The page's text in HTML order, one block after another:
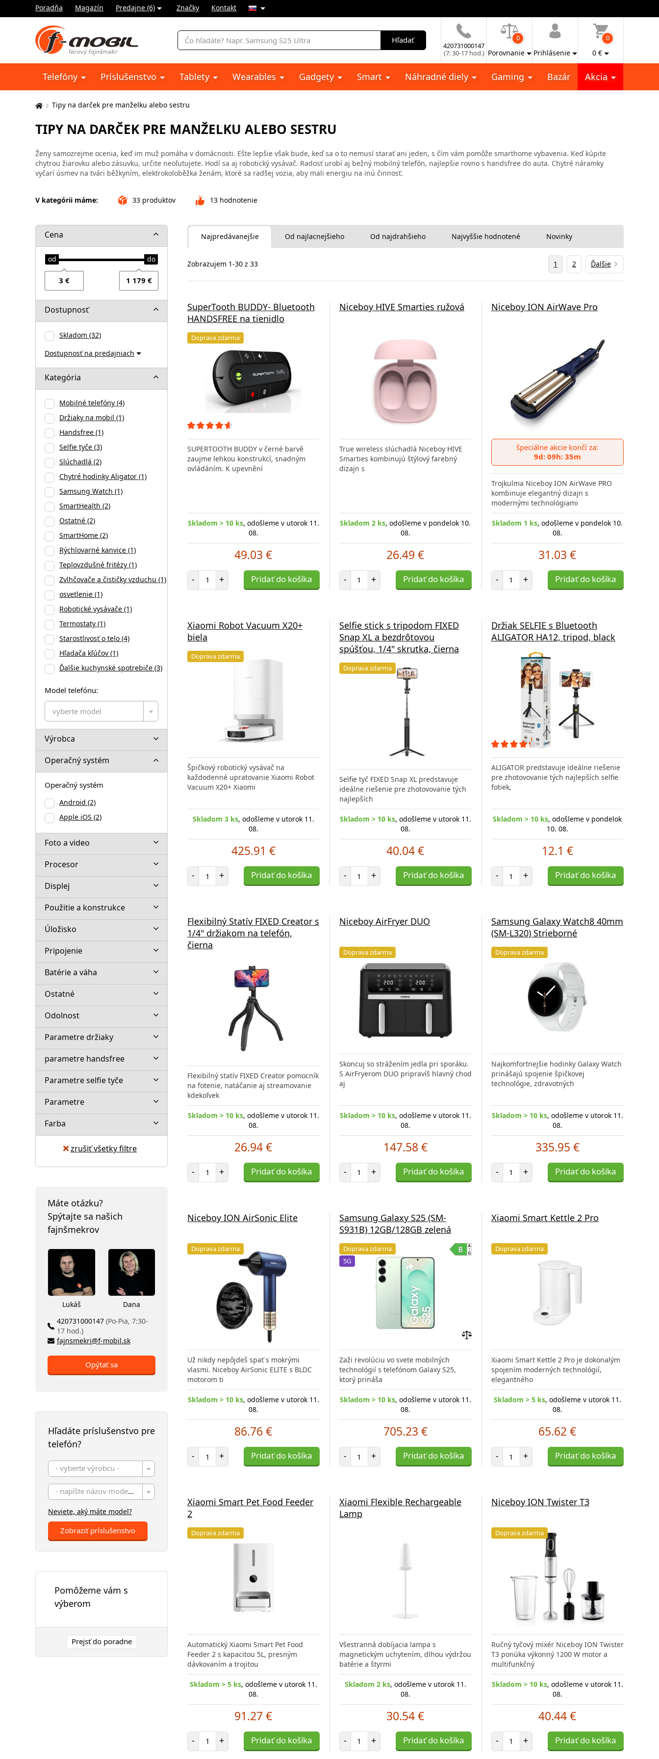
Poradňa Magazín Predajne (6) Značky Kontakt
Vyhľadávanie
Hľadať
420731000147
(7: 30-17 hod.)
0
Porovnanie Prihlásenie
0
0 €
Telefóny Príslušenstvo Tablety Wearables Gadgety Smart Náhradné diely Gaming Bazár Akcia
Tu
nachádzate:
Tipy na darček pre manželku alebo sestru
TIPY NA DARČEK PRE MANŽELKU ALEBO SESTRU
Ženy samozrejme ocenia, keď im muž pomáha v domácnosti. Ešte lepšie však bude, keď sa o to nemusí starať ani jeden, s čím vám pomôže smarthome vybavenia. Keď kúpite
chytrou žiarovku alebo zásuvku, určite neoľutujete. Hodí sa aj robotický vysávač. Radosť urobí aj bežný mobilný telefón, najlepšie rovno s handsfree do auta. Chytré náramky
vyčarí úsmev na tvári běžkyním, elektrokoloběžka ženám, ktoré sa radšej vozia, aby mali energiu na inú činnosť.
V kategórii máme: 33 produktov 13 hodnotenie
Cena
Dostupnosť
Skladom (32)
Dostupnosť na predajniach
Kategória
Mobilné telefóny (4)
Držiaky na mobil (1)
Handsfree (1)
Selfie tyče (3)
Slúchadlá (2)
Chytré hodinky Aligator (1)
Samsung Watch (1)
SmartHealth (2)
Ostatné (2)
SmartHome (2)
Rýchlovarné kanvice (1)
Teplovzdušné fritézy (1)
Zvlhčovače a čističky vzduchu (1)
osvetlenie (1)
Robotické vysávače (1)
Termostaty (1)
Starostlivosť o telo (4)
Hľadača kľúčov (1)
Ďalšie kuchynské spotrebiče (3)
Model telefónu:
vyberte model
Výrobca
Operačný systém
Operačný systém
Android (2)
Apple iOS (2)
Foto a video
Procesor
Displej
Použitie a konstrukce
Úložisko
Pripojenie
Batérie a váha
Ostatné
Odolnost
Parametre držiaky
parametre handsfree
Parametre selfie tyče
Parametre
Farba
zrušiť všetky filtre
Máte otázku?
Spýtajte sa našich
fajnšmekrov
Lukáš
Dana
420731000147 (Po-Pia, 7:30-
17 hod.)
fajnsmekri@f-mobil.sk
Opýtať sa
Hľadáte príslušenstvo pre
telefón?
- vyberte výrobcu -
- napíšte názov modelu -
Neviete, aký máte model?
Zobraziť príslušenstvo
Pomôžeme vám s
výberom
Prejsť do poradne
Najpredávanejšie Od najlacnejšieho Od najdrahšieho Najvyššie hodnotené Novinky
Zobrazujem 1-30 z 33 1 2 Ďalšie
SuperTooth BUDDY- Bluetooth
HANDSFREE na tienidlo
Doprava zdarma
SUPERTOOTH BUDDY v černé barvě
zaujme lehkou konstrukcí, snadným
ovládáním. K upevnění
Skladom > 10 ks, odošleme v utorok 11.
08.
49.03 €
- Počet položiek
+ Pridať do košíka
Niceboy HIVE Smarties ružová
True wireless slúchadlá Niceboy HIVE
Smarties kombinujú štýlový farebný
dizajn s
Skladom 2 ks, odošleme v pondelok 10.
08.
26.49 €
- Počet položiek
+ Pridať do košíka
Niceboy ION AirWave Pro
špeciálne akcie končí za:
9d: 09h: 35m
Trojkulma Niceboy ION AirWave PRO
kombinuje elegantný dizajn s
modernými technológiami
Skladom 1 ks, odošleme v pondelok 10.
08.
31.03 €
- Počet položiek
+ Pridať do košíka
Xiaomi Robot Vacuum X20+
biela
Doprava zdarma
Špičkový robotický vysávač na
každodenné upratovanie Xiaomi Robot
Vacuum X20+ Xiaomi
Skladom 3 ks, odošleme v utorok 11.
08.
425.91 €
- Počet položiek
+ Pridať do košíka
Selfie stick s tripodom FIXED
Snap XL a bezdrôtovou
spúšťou, 1/4" skrutka, čierna
Doprava zdarma
Selfie tyč FIXED Snap XL predstavuje
ideálne riešenie pre zhotovovanie tých
najlepších
Skladom > 10 ks, odošleme v utorok 11.
08.
40.04 €
- Počet položiek
+ Pridať do košíka
Držiak SELFIE s Bluetooth
ALIGATOR HA12, tripod, black
ALIGATOR predstavuje ideálne riešenie
pre zhotovovanie tých najlepších selfie
fotiek,
Skladom > 10 ks, odošleme v pondelok
10. 08.
12.1 €
- Počet položiek
+ Pridať do košíka
Flexibilný Statív FIXED Creator s
1/4" držiakom na telefón,
čierna
Flexibilný statív FIXED Creator pomocník
na fotenie, natáčanie aj streamovanie
kdekoľvek
Skladom > 10 ks, odošleme v utorok 11.
08.
26.94 €
- Počet položiek
+ Pridať do košíka
Niceboy AirFryer DUO
Doprava zdarma
Skoncuj so strážením jedla pri sporáku.
S AirFryerom DUO pripravíš hlavný chod
aj
Skladom > 10 ks, odošleme v utorok 11.
08.
147.58 €
- Počet položiek
+ Pridať do košíka
Samsung Galaxy Watch8 40mm
(SM-L320) Strieborné
Doprava zdarma
Najkomfortnejšie hodinky Galaxy Watch
prinášajú spojenie špičkovej
technológie, zdravotných
Skladom > 10 ks, odošleme v utorok 11.
08.
335.95 €
- Počet položiek
+ Pridať do košíka
Niceboy ION AirSonic Elite
Doprava zdarma
Už nikdy nepôjdeš spať s mokrými
vlasmi. Niceboy AirSonic ELITE s BLDC
motorom ti
Skladom > 10 ks, odošleme v utorok 11.
08.
86.76 €
- Počet položiek
+ Pridať do košíka
Samsung Galaxy S25 (SM-
S931B) 12GB/128GB zelená
Doprava zdarma
5G
porovnania
Zaži revolúciu vo svete mobilných
technológií s telefónom Galaxy S25,
ktorý prináša
Skladom > 10 ks, odošleme v utorok 11.
08.
705.23 €
- Počet položiek
+ Pridať do košíka
Xiaomi Smart Kettle 2 Pro
Doprava zdarma
Xiaomi Smart Kettle 2 Pro je dokonalým
spojením moderných technológií,
elegantného
Skladom > 5 ks, odošleme v utorok 11.
08.
65.62 €
- Počet položiek
+ Pridať do košíka
Xiaomi Smart Pet Food Feeder
2
Doprava zdarma
Automatický Xiaomi Smart Pet Food
Feeder 2 s kapacitou 5L, presným
dávkovaním a trojitou
Skladom > 5 ks, odošleme v utorok 11.
08.
91.27 €
- Počet položiek
+ Pridať do košíka
Xiaomi Flexible Rechargeable
Lamp
Všestranná dobíjacia lampa s
magnetickým uchytením, dlhou výdržou
batérie a štyrmi
Skladom 2 ks, odošleme v utorok 11.
08.
30.54 €
- Počet položiek
+ Pridať do košíka
Niceboy ION Twister T3
Doprava zdarma
Ručný tyčový mixér Niceboy ION Twister
T3 ponúka výkonný 1200 W motor a
multifunkčný
Skladom > 10 ks, odošleme v utorok 11.
08.
40.44 €
- Počet položiek
+ Pridať do košíka